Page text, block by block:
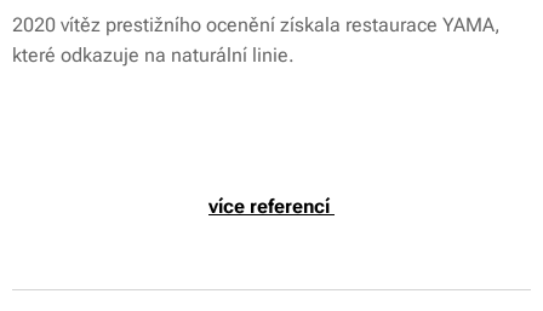
2020 vítěz prestižního ocenění získala restaurace YAMA,
které odkazuje na naturální linie.
více referencí